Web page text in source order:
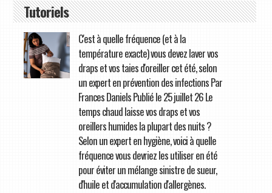
Tutoriels
C'est à quelle fréquence (et à la
température exacte) vous devez laver vos
draps et vos taies d'oreiller cet été, selon
un expert en prévention des infections Par
Frances Daniels Publié le 25 juillet 26 Le
temps chaud laisse vos draps et vos
oreillers humides la plupart des nuits ?
Selon un expert en hygiène, voici à quelle
fréquence vous devriez les utiliser en été
pour éviter un mélange sinistre de sueur,
d'huile et d'accumulation d'allergènes.